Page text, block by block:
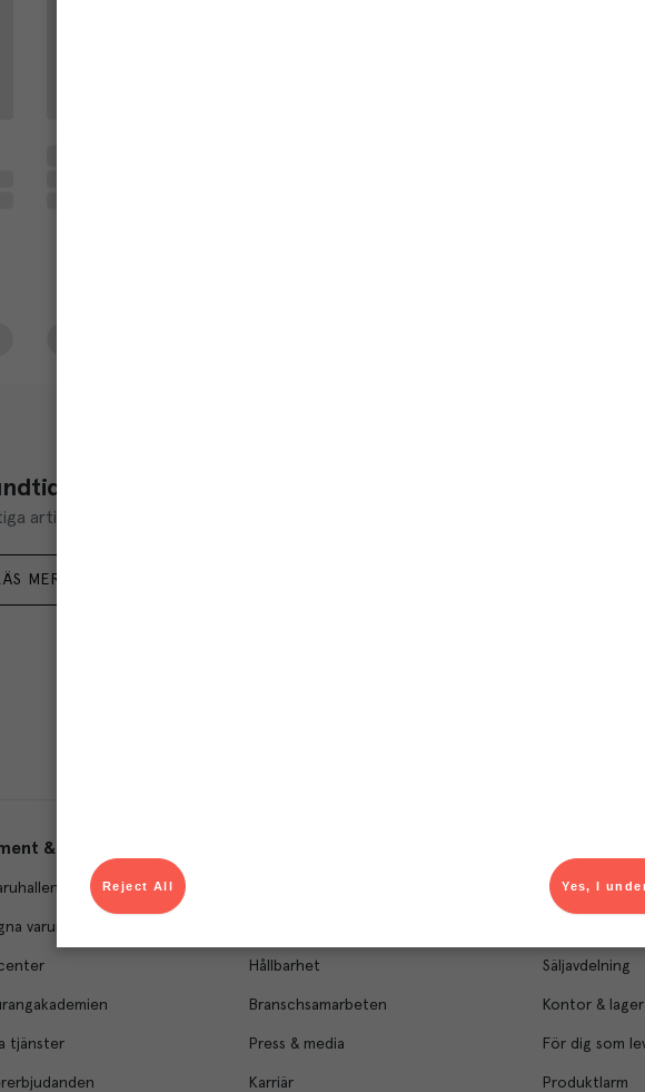
artiklar och ta del av aktuella kampanjer.
MER
Du som är Menigo-
& tjänster
varumärken
tjänster
Hållbarhet
Branschsamarbeten
Press & media
Karriär
Bli kund
Säljavdelning
Kontor & lager
För dig som
Produktlarm
Yes, I
Reject All